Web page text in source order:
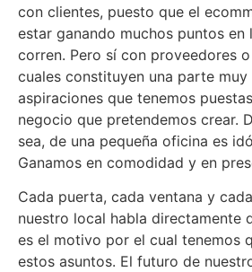
con clientes, puesto que el
estar ganando muchos puntos en
corren. Pero sí con proveedores
cuales constituyen una parte
aspiraciones que tenemos
negocio que pretendemos crear.
sea, de una pequeña oficina es
Ganamos en comodidad y en
Cada puerta, cada ventana y
nuestro local habla directamente
es el motivo por el cual tenemos
estos asuntos. El futuro de